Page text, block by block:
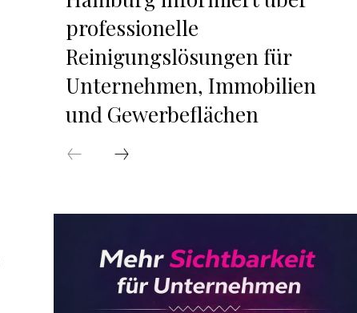
professionelle
Reinigungslösungen für
Unternehmen, Immobilien
und Gewerbeflächen